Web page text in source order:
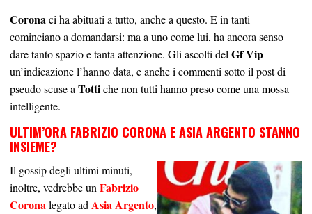
Coronaci ha abituati a tutto, anche a questo. E in tanti
cominciano a domandarsi: ma a uno come lui, ha ancora senso
dare tanto spazio e tanta attenzione. Gli ascolti del Gf Vip
un’indicazione l’hanno data, e anche i commenti sotto il post di
pseudo scuse a Tottiche non tutti hanno preso come una mossa
intelligente.
ULTIM’ORA FABRIZIO CORONA E ASIA ARGENTO STANNO
INSIEME?
Il gossip degli ultimi minuti,
inoltre, vedrebbe un Fabrizio
Coronalegato ad Asia Argento,